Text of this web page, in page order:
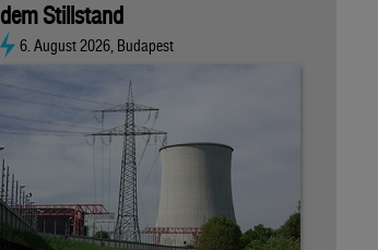
dem Stillstand
6. August 2026, Budapest